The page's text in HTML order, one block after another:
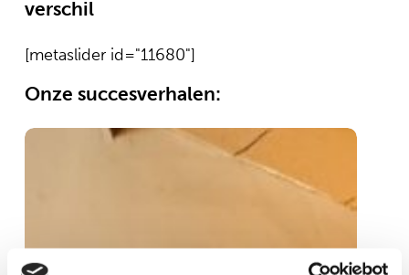
verschil
[metaslider id="11680"]
Onze succesverhalen:
Ben
van